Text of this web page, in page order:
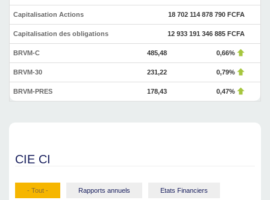
Capitalisation Actions 18 702 114 878 790 FCFA
Capitalisation des obligations 12 933 191 346 885 FCFA
BRVM-C 485,48 0,66%
BRVM-30 231,22 0,79%
BRVM-PRES 178,43 0,47%
CIE CI
- Tout - Rapports annuels Etats Financiers